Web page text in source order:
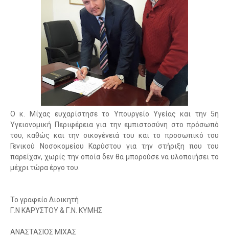
Ο κ. Μίχας ευχαρίστησε το Υπουργείο Υγείας και την 5η
Υγειονομική Περιφέρεια για την εμπιστοσύνη στο πρόσωπό
του, καθώς και την οικογένειά του και το προσωπικό του
Γενικού Νοσοκομείου Καρύστου για την στήριξη που του
παρείχαν, χωρίς την οποία δεν θα μπορούσε να υλοποιήσει το
μέχρι τώρα έργο του.
Το γραφείο Διοικητή
Γ.Ν ΚΑΡΥΣΤΟΥ & Γ.Ν. ΚΥΜΗΣ
ΑΝΑΣΤΑΣΙΟΣ ΜΙΧΑΣ